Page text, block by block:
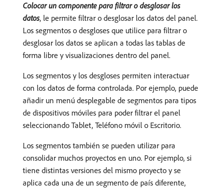
Colocar un componente para filtrar o desglosar los
datos, le permite filtrar o desglosar los datos del panel.
Los segmentos o desgloses que utilice para filtrar o
desglosar los datos se aplican a todas las tablas de
forma libre y visualizaciones dentro del panel.
Los segmentos y los desgloses permiten interactuar
con los datos de forma controlada. Por ejemplo, puede
añadir un menú desplegable de segmentos para tipos
de dispositivos móviles para poder filtrar el panel
seleccionando Tablet, Teléfono móvil o Escritorio.
Los segmentos también se pueden utilizar para
consolidar muchos proyectos en uno. Por ejemplo, si
tiene distintas versiones del mismo proyecto y se
aplica cada una de un segmento de país diferente,